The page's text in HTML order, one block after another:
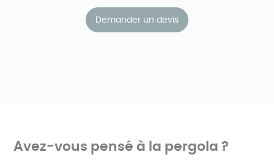
Demander un devis
Avez-vous pensé à la pergola ?